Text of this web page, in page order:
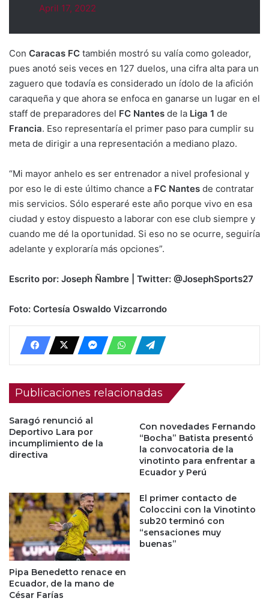
April 17, 2022
Con Caracas FC también mostró su valía como goleador,
pues anotó seis veces en 127 duelos, una cifra alta para un
zaguero que todavía es considerado un ídolo de la afición
caraqueña y que ahora se enfoca en ganarse un lugar en el
staff de preparadores del FC Nantes de la Liga 1 de
Francia. Eso representaría el primer paso para cumplir su
meta de dirigir a una representación a mediano plazo.
“Mi mayor anhelo es ser entrenador a nivel profesional y
por eso le di este último chance a FC Nantes de contratar
mis servicios. Sólo esperaré este año porque vivo en esa
ciudad y estoy dispuesto a laborar con ese club siempre y
cuando me dé la oportunidad. Si eso no se ocurre, seguiría
adelante y exploraría más opciones”.
Escrito por: Joseph Ñambre | Twitter: @JosephSports27
Foto: Cortesía Oswaldo Vizcarrondo
Publicaciones relacionadas
Saragó renunció al
Deportivo Lara por
incumplimiento de la
directiva
Con novedades Fernando
“Bocha” Batista presentó
la convocatoria de la
vinotinto para enfrentar a
Ecuador y Perú
Pipa Benedetto renace en
Ecuador, de la mano de
César Farías
El primer contacto de
Coloccini con la Vinotinto
sub20 terminó con
“sensaciones muy
buenas”